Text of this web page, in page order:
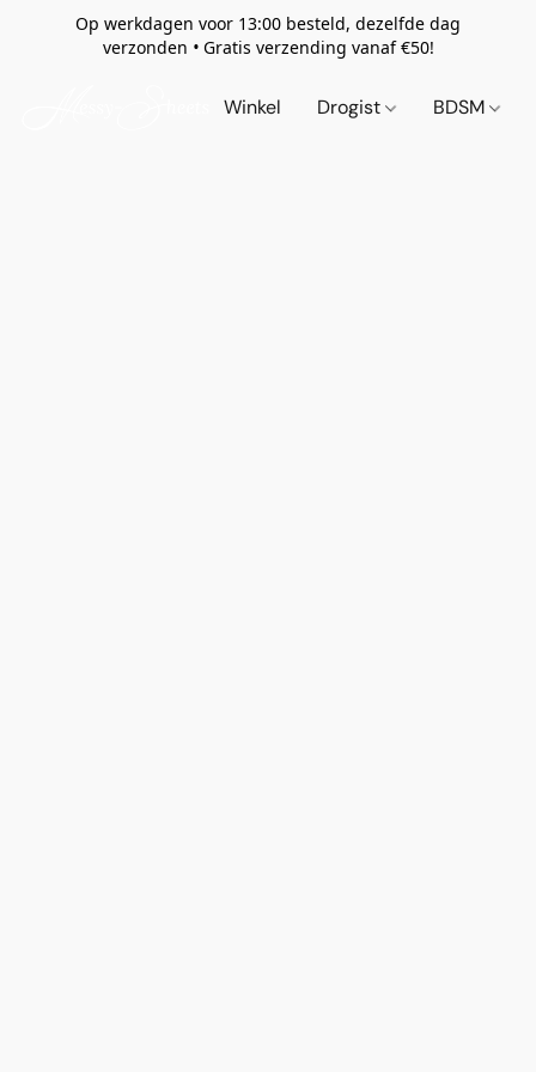
Op werkdagen voor 13:00 besteld, dezelfde dag
verzonden • Gratis verzending vanaf €50!
Winkel Drogist BDSM